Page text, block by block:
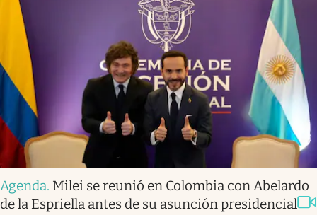
Agenda. Milei se reunió en Colombia con Abelardo
de la Espriella antes de su asunción presidencial